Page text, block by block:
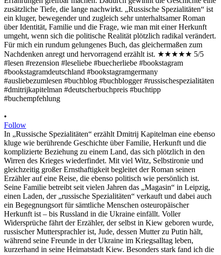
•
Follow
In „Russische Spezialitäten“ erzählt Dmitrij Kapitelman eine ebenso
kluge wie berührende Geschichte über Familie, Herkunft und die
komplizierte Beziehung zu einem Land, das sich plötzlich in den
Wirren des Krieges wiederfindet. Mit viel Witz, Selbstironie und
gleichzeitig großer Ernsthaftigkeit begleitet der Roman seinen
Erzähler auf eine Reise, die ebenso politisch wie persönlich ist.
Seine Familie betreibt seit vielen Jahren das „Magasin“ in Leipzig,
einen Laden, der „russische Spezialitäten“ verkauft und dabei auch
ein Begegnungsort für sämtliche Menschen osteuropäischer
Herkunft ist – bis Russland in die Ukraine einfällt. Voller
Widersprüche fährt der Erzähler, der selbst in Kiew geboren wurde,
russischer Muttersprachler ist, Jude, dessen Mutter zu Putin hält,
während seine Freunde in der Ukraine im Kriegsalltag leben,
kurzerhand in seine Heimatstadt Kiew. Besonders stark fand ich die